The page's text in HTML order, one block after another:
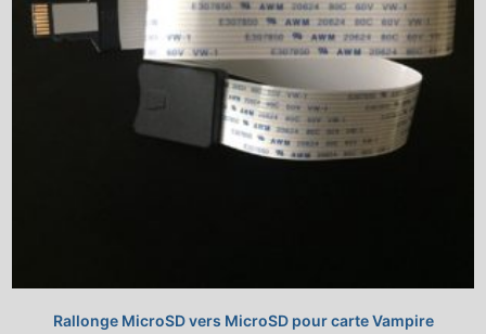
Rallonge MicroSD vers MicroSD pour carte Vampire